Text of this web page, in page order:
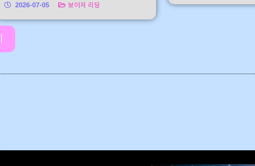
2026-07-05
보이저 리딩